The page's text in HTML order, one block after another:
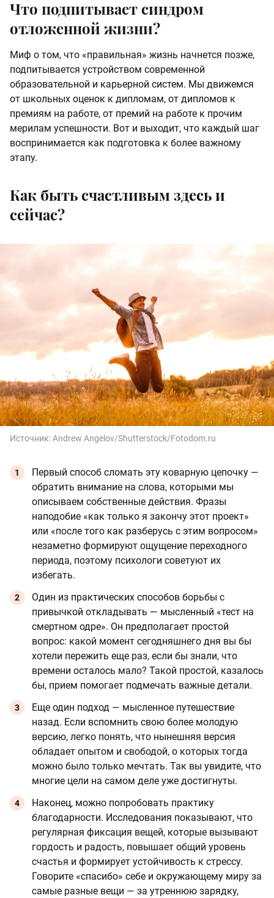
Что подпитывает синдром
отложенной жизни?
Миф о том, что «правильная» жизнь начнется позже,
подпитывается устройством современной
образовательной и карьерной систем. Мы движемся
от школьных оценок к дипломам, от дипломов к
премиям на работе, от премий на работе к прочим
мерилам успешности. Вот и выходит, что каждый шаг
воспринимается как подготовка к более важному
этапу.
Как быть счастливым здесь и
сейчас?
Источник:Andrew Angelov/Shutterstock/Fotodom.ru
Первый способ сломать эту коварную цепочку —
обратить внимание на слова, которыми мы
описываем собственные действия. Фразы
наподобие «как только я закончу этот проект»
или «после того как разберусь с этим вопросом»
незаметно формируют ощущение переходного
периода, поэтому психологи советуют их
избегать.
Один из практических способов борьбы с
привычкой откладывать — мысленный «тест на
смертном одре». Он предполагает простой
вопрос: какой момент сегодняшнего дня вы бы
хотели пережить еще раз, если бы знали, что
времени осталось мало? Такой простой, казалось
бы, прием помогает подмечать важные детали.
Еще один подход — мысленное путешествие
назад. Если вспомнить свою более молодую
версию, легко понять, что нынешняя версия
обладает опытом и свободой, о которых тогда
можно было только мечтать. Так вы увидите, что
многие цели на самом деле уже достигнуты.
Наконец, можно попробовать практику
благодарности. Исследования показывают, что
регулярная фиксация вещей, которые вызывают
гордость и радость, повышает общий уровень
счастья и формирует устойчивость к стрессу.
Говорите «спасибо» себе и окружающему миру за
самые разные вещи — за утреннюю зарядку,